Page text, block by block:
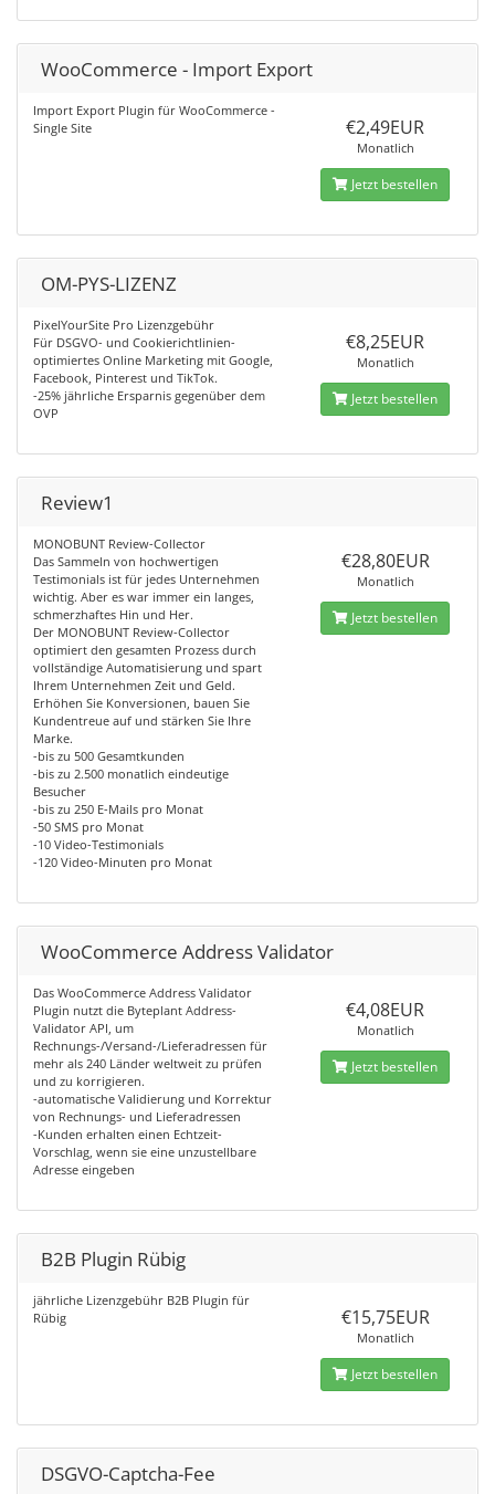
WooCommerce - Import Export
Import Export Plugin für WooCommerce -
Single Site
€2,49EUR
Monatlich
Jetzt bestellen
OM-PYS-LIZENZ
PixelYourSite Pro Lizenzgebühr
Für DSGVO- und Cookierichtlinien-
optimiertes Online Marketing mit Google,
Facebook, Pinterest und TikTok.
-25% jährliche Ersparnis gegenüber dem
OVP
€8,25EUR
Monatlich
Jetzt bestellen
Review1
MONOBUNT Review-Collector
Das Sammeln von hochwertigen
Testimonials ist für jedes Unternehmen
wichtig. Aber es war immer ein langes,
schmerzhaftes Hin und Her.
Der MONOBUNT Review-Collector
optimiert den gesamten Prozess durch
vollständige Automatisierung und spart
Ihrem Unternehmen Zeit und Geld.
Erhöhen Sie Konversionen, bauen Sie
Kundentreue auf und stärken Sie Ihre
Marke.
-bis zu 500 Gesamtkunden
-bis zu 2.500 monatlich eindeutige
Besucher
-bis zu 250 E-Mails pro Monat
-50 SMS pro Monat
-10 Video-Testimonials
-120 Video-Minuten pro Monat
€28,80EUR
Monatlich
Jetzt bestellen
WooCommerce Address Validator
Das WooCommerce Address Validator
Plugin nutzt die Byteplant Address-
Validator API, um
Rechnungs-/Versand-/Lieferadressen für
mehr als 240 Länder weltweit zu prüfen
und zu korrigieren.
-automatische Validierung und Korrektur
von Rechnungs- und Lieferadressen
-Kunden erhalten einen Echtzeit-
Vorschlag, wenn sie eine unzustellbare
Adresse eingeben
€4,08EUR
Monatlich
Jetzt bestellen
B2B Plugin Rübig
jährliche Lizenzgebühr B2B Plugin für
Rübig
€15,75EUR
Monatlich
Jetzt bestellen
DSGVO-Captcha-Fee